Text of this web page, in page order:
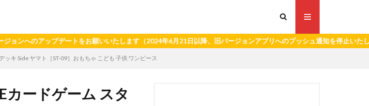
アップデートをお願いいたします（2024年6月21日以降、旧バージョンアプリへのプッシュ通知を停止いたします。）
ッキ Side ヤマト［ST-09］おもちゃ こども 子供 ワンピース
カードゲーム スタ